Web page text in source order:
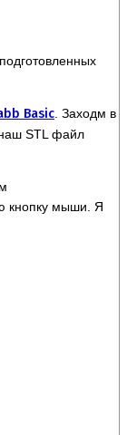
Basic. Заходм в
STL файл
кнопку мыши. Я